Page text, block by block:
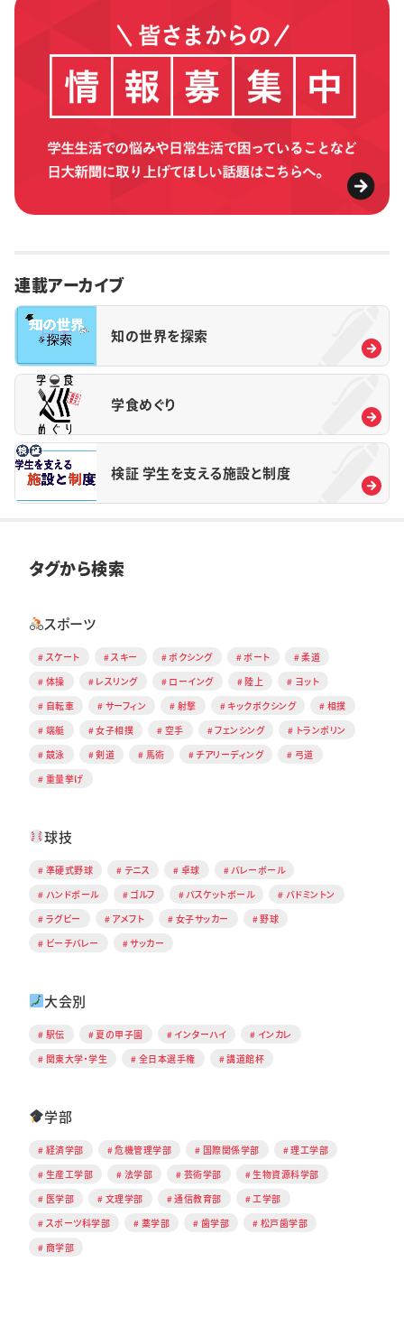
連載アーカイブ
知の世界を探索
学食めぐり
検証 学生を支える施設と制度
タグから検索
スポーツ
スケート スキー ボクシング ボート
柔道
体操
レスリング ローイング 陸上
ヨット
自転車
サーフィン 射撃 キックボクシング
相撲
端艇
女子相撲 空手 フェンシング
トランポリン
競泳
剣道 馬術 チアリーディング
弓道
重量挙げ
球技
準硬式野球 テニス 卓球
バレーボール
ハンドボール
ゴルフ バスケットボール
バドミントン
ラグビー
アメフト 女子サッカー
野球
ビーチバレー
サッカー
大会別
駅伝 夏の甲子園 インターハイ
インカレ
関東大学・学生
全日本選手権 講道館杯
学部
経済学部 危機管理学部 国際関係学部
理工学部
生産工学部
法学部 芸術学部
生物資源科学部
医学部
文理学部 通信教育部
工学部
スポーツ科学部
薬学部 歯学部
松戸歯学部
商学部